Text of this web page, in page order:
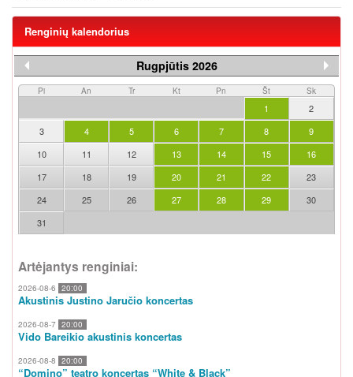
Renginių kalendorius
Rugpjūtis 2026
Pi An Tr Kt Pn Št Sk
1
2
3
4 5 6 7 8
9
10
11 12 13 14 15
16
17
18 19 20 21 22
23
24
25 26 27 28 29
30
31
Artėjantys renginiai:
2026-08-6 20:00
Akustinis Justino Jaručio koncertas
2026-08-7 20:00
Vido Bareikio akustinis koncertas
2026-08-8 20:00
“Domino” teatro koncertas “White & Black”